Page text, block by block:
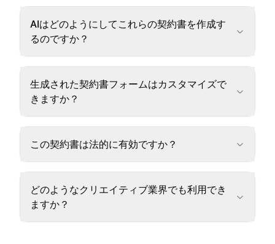
AIはどのようにしてこれらの契約書を作成す
るのですか？
生成された契約書フォームはカスタマイズで
きますか？
この契約書は法的に有効ですか？
どのようなクリエイティブ業界でも利用でき
ますか？